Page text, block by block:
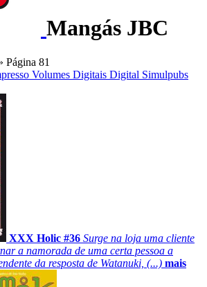
Mangás JBC
Página 81
Volumes Digitais Digital Simulpubs
XXX Holic #36 Surge na loja uma cliente
a namorada de uma certa pessoa a
da resposta de Watanuki, (...) mais